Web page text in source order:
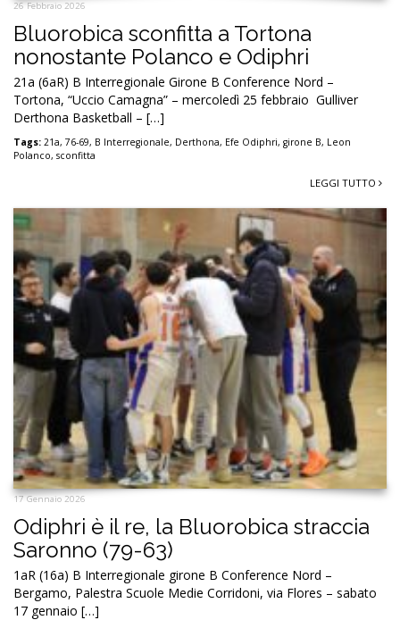
26 Febbraio 2026
Bluorobica sconfitta a Tortona
nonostante Polanco e Odiphri
21a (6aR) B Interregionale Girone B Conference Nord –
Tortona, “Uccio Camagna” – mercoledì 25 febbraio Gulliver
Derthona Basketball – […]
Tags: 21a, 76-69, B Interregionale, Derthona, Efe Odiphri, girone B, Leon
Polanco, sconfitta
LEGGI TUTTO
17 Gennaio 2026
Odiphri è il re, la Bluorobica straccia
Saronno (79-63)
1aR (16a) B Interregionale girone B Conference Nord –
Bergamo, Palestra Scuole Medie Corridoni, via Flores – sabato
17 gennaio […]